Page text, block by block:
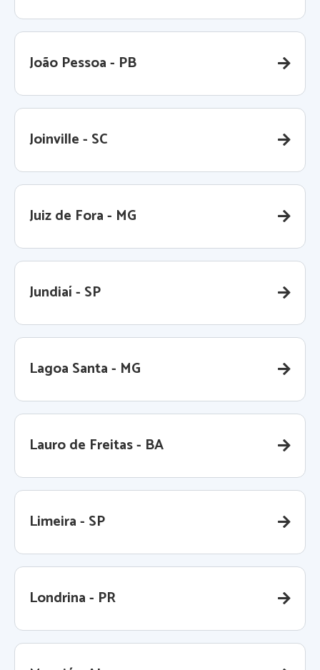
João Pessoa - PB
Joinville - SC
Juiz de Fora - MG
Jundiaí - SP
Lagoa Santa - MG
Lauro de Freitas - BA
Limeira - SP
Londrina - PR